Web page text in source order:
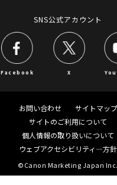
SNS公式アカウント
Facebook X
お問い合わせ
サイトマップ
サイトのご利用について
個人情報の取り扱いについて
ウェブアクセシビリティ―方針
©Canon Marketing Japan Inc.